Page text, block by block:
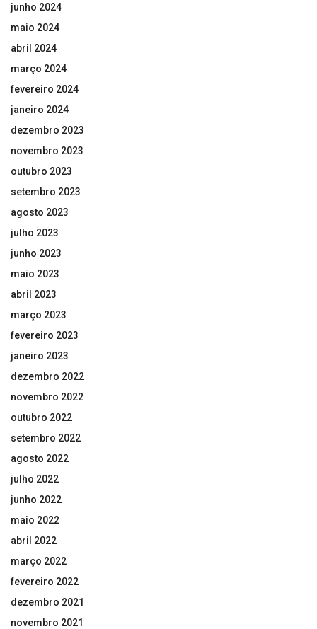
junho 2024
maio 2024
abril 2024
março 2024
fevereiro 2024
janeiro 2024
dezembro 2023
novembro 2023
outubro 2023
setembro 2023
agosto 2023
julho 2023
junho 2023
maio 2023
abril 2023
março 2023
fevereiro 2023
janeiro 2023
dezembro 2022
novembro 2022
outubro 2022
setembro 2022
agosto 2022
julho 2022
junho 2022
maio 2022
abril 2022
março 2022
fevereiro 2022
dezembro 2021
novembro 2021